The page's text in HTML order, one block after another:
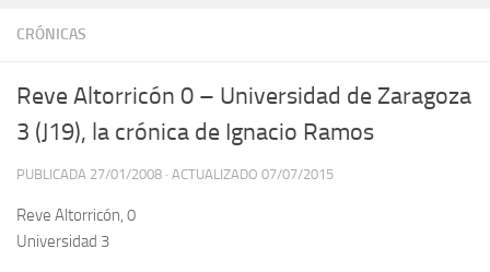
CRÓNICAS
Reve Altorricón 0 – Universidad de Zaragoza
3 (J19), la crónica de Ignacio Ramos
PUBLICADA 27/01/2008 · ACTUALIZADO 07/07/2015
Reve Altorricón, 0
Universidad 3